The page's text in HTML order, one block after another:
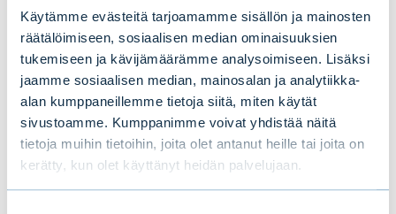
Käytämme evästeitä tarjoamamme sisällön ja mainosten
räätälöimiseen, sosiaalisen median ominaisuuksien
tukemiseen ja kävijämäärämme analysoimiseen. Lisäksi
jaamme sosiaalisen median, mainosalan ja analytiikka-
alan kumppaneillemme tietoja siitä, miten käytät
sivustoamme. Kumppanimme voivat yhdistää näitä
tietoja muihin tietoihin, joita olet antanut heille tai joita on
kerätty, kun olet käyttänyt heidän palvelujaan.
BLOGIT|MARKKINA| 17.06.2026